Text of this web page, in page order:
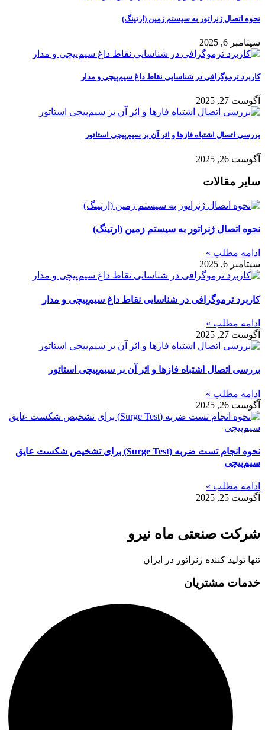
نحوه اتصال ژنراتور به سیستم زمین (ارتینگ)
سپتامبر 6, 2025
کاربرد ترموگرافی در شناسایی نقاط داغ سیم‌پیچی و مدار
آگوست 27, 2025
بررسی اتصال اشتباه فازها و اثر آن بر سیم‌پیچی استاتور
آگوست 26, 2025
سایر مقالات
نحوه اتصال ژنراتور به سیستم زمین (ارتینگ)
ادامه مطلب »
سپتامبر 6, 2025
کاربرد ترموگرافی در شناسایی نقاط داغ سیم‌پیچی و مدار
ادامه مطلب »
آگوست 27, 2025
بررسی اتصال اشتباه فازها و اثر آن بر سیم‌پیچی استاتور
ادامه مطلب »
آگوست 26, 2025
نحوه انجام تست ضربه (Surge Test) برای تشخیص شکست عایق
سیم‌پیچی
ادامه مطلب »
آگوست 25, 2025
شرکت صنعتی ماه نیرو
تنها تولید کننده ژنراتور در ایران
خدمات مشتریان